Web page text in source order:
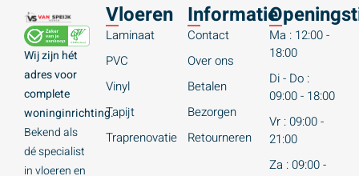
Wij zijn hét
adres voor
complete
woninginrichting.
Bekend als
dé specialist
in vloeren en
Vloeren
Laminaat
PVC
Vinyl
Tapijt
Traprenovatie
Informatie
Contact
Over ons
Betalen
Bezorgen
Retourneren
Ma : 12:00 -
18:00
Di - Do :
09:00 - 18:00
Vr : 09:00 -
21:00
Za : 09:00 -